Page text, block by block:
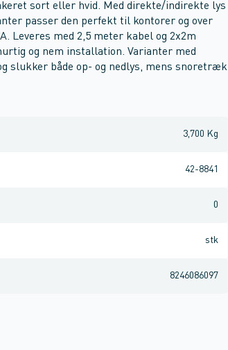
sort eller hvid. Med direkte/indirekte lys
passer den perfekt til kontorer og over
Leveres med 2,5 meter kabel og 2x2m
og nem installation. Varianter med
slukker både op- og nedlys, mens snoretræk
3,700 Kg
42-8841
0
stk
8246086097